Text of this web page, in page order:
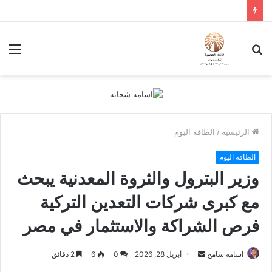
الرئيسية / الطاقه اليوم
الطاقه اليوم
وزير البترول والثروة المعدنية يبحث
مع كبرى شركات التعدين التركية
فرص الشراكة والاستثمار في مصر
اسامه سامح
أرسل أبريل 28, 2026 0
6